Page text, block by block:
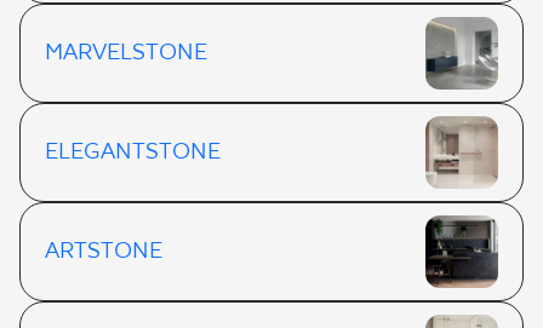
MARVELSTONE
ELEGANTSTONE
ARTSTONE